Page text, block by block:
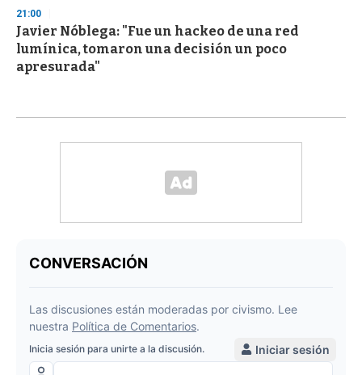
21:00
Javier Nóblega: "Fue un hackeo de una red
lumínica, tomaron una decisión un poco
apresurada"